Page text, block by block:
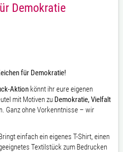
Demokratie
für Demokratie!
Aktion könnt ihr eure eigenen
mit Motiven zu Demokratie, Vielfalt
Ganz ohne Vorkenntnisse – wir
einfach ein eigenes T-Shirt, einen
Textilstück zum Bedrucken